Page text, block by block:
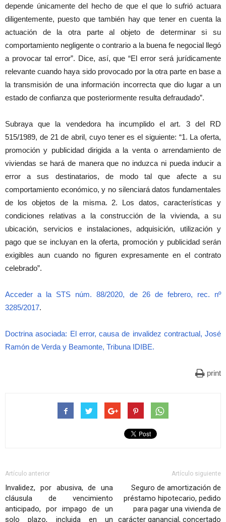
depende únicamente del hecho de que el que lo sufrió actuara
diligentemente, puesto que también hay que tener en cuenta la
actuación de la otra parte al objeto de determinar si su
comportamiento negligente o contrario a la buena fe negocial llegó
a provocar tal error”. Dice, así, que “El error será jurídicamente
relevante cuando haya sido provocado por la otra parte en base a
la transmisión de una información incorrecta que dio lugar a un
estado de confianza que posteriormente resulta defraudado”.
Subraya que la vendedora ha incumplido el art. 3 del RD
515/1989, de 21 de abril, cuyo tener es el siguiente: “1. La oferta,
promoción y publicidad dirigida a la venta o arrendamiento de
viviendas se hará de manera que no induzca ni pueda inducir a
error a sus destinatarios, de modo tal que afecte a su
comportamiento económico, y no silenciará datos fundamentales
de los objetos de la misma. 2. Los datos, características y
condiciones relativas a la construcción de la vivienda, a su
ubicación, servicios e instalaciones, adquisición, utilización y
pago que se incluyan en la oferta, promoción y publicidad serán
exigibles aun cuando no figuren expresamente en el contrato
celebrado”.
Acceder a la STS núm. 88/2020, de 26 de febrero, rec. nº
3285/2017.
Doctrina asociada: El error, causa de invalidez contractual, José
Ramón de Verda y Beamonte, Tribuna IDIBE.
print
Artículo anterior
Invalidez, por abusiva, de una
cláusula de vencimiento
anticipado, por impago de un
solo plazo, incluida en un
Artículo siguiente
Seguro de amortización de
préstamo hipotecario, pedido
para pagar una vivienda de
carácter ganancial, concertado